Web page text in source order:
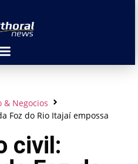
& Negocios
Foz do Rio Itajaí empossa
civil: